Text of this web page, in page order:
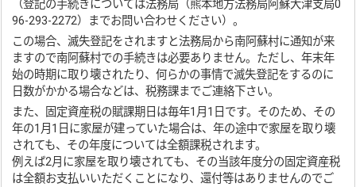
（登記の手続きについては法務局（熊本地方法務局阿蘇大津支局0
96-293-2272）までお問い合わせください）。
この場合、滅失登記をされますと法務局から南阿蘇村に通知が来
ますので南阿蘇村での手続きは必要ありません。ただし、年末年
始の時期に取り壊されたり、何らかの事情で滅失登記をするのに
日数がかかる場合などは、税務課までご連絡下さい。
また、固定資産税の賦課期日は毎年1月1日です。そのため、その
年の1月1日に家屋が建っていた場合は、年の途中で家屋を取り壊
されても、その年度については全額課税されます。
例えば2月に家屋を取り壊されても、その当該年度分の固定資産税
は全額お支払いいただくことになり、還付等はありませんのでご